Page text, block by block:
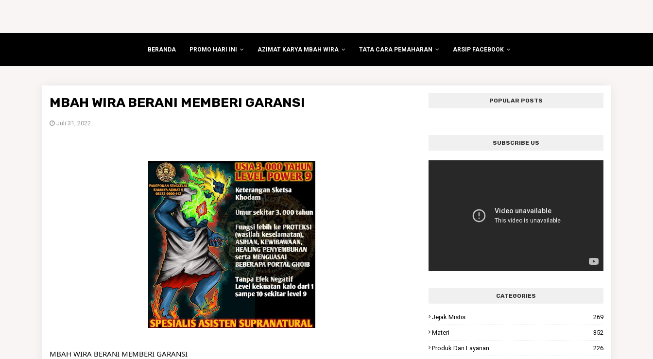
BERANDA PROMO HARI INI AZIMAT KARYA MBAH WIRA TATA CARA PEMAHARAN ARSIP FACEBOOK
MBAH WIRA BERANI MEMBERI GARANSI
Juli 31, 2022
MBAH WIRA BERANI MEMBERI GARANSI
POPULAR POSTS
SUBSCRIBE US
CATEGORIES
Jejak Mistis 269
Materi 352
Produk Dan Layanan 226